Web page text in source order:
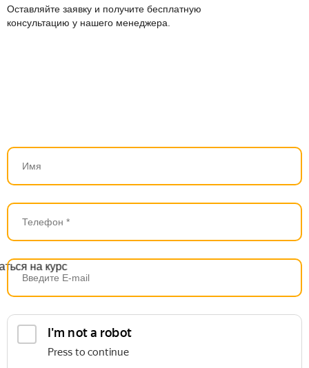
Оставляйте заявку и получите бесплатную
консультацию у нашего менеджера.